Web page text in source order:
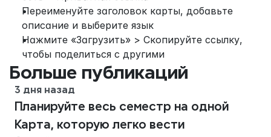
Переименуйте заголовок карты, добавьте
описание и выберите язык
Нажмите «Загрузить» > Скопируйте ссылку,
чтобы поделиться с другими
Больше публикаций
3 дня назад
Планируйте весь семестр на одной
Карта, которую легко вести